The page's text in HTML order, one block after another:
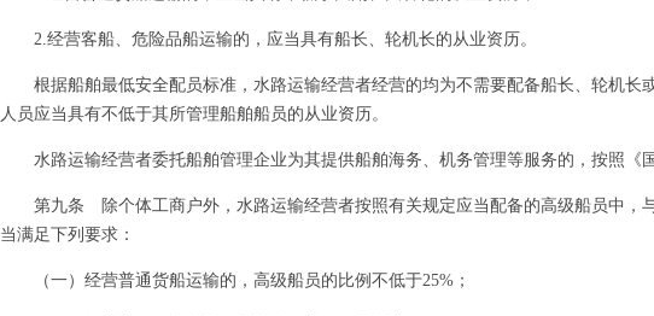
2.经营客船、危险品船运输的，应当具有船长、轮机长的从业资历。
根据船舶最低安全配员标准，水路运输经营者经营的均为不需要配备船长、轮机长
人员应当具有不低于其所管理船舶船员的从业资历。
水路运输经营者委托船舶管理企业为其提供船舶海务、机务管理等服务的，按照《
第九条 除个体工商户外，水路运输经营者按照有关规定应当配备的高级船员中，
当满足下列要求：
（一）经营普通货船运输的，高级船员的比例不低于25%；